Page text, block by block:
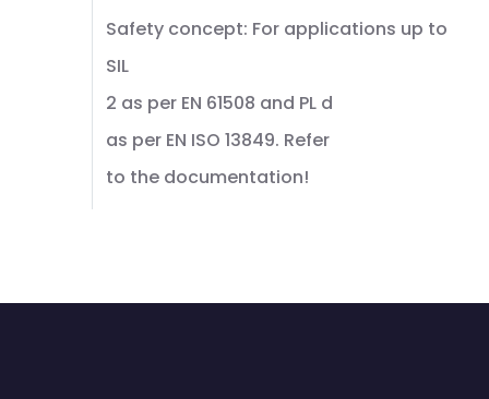
Safety concept: For applications up to
SIL
2 as per EN 61508 and PL d
as per EN ISO 13849. Refer
to the documentation!